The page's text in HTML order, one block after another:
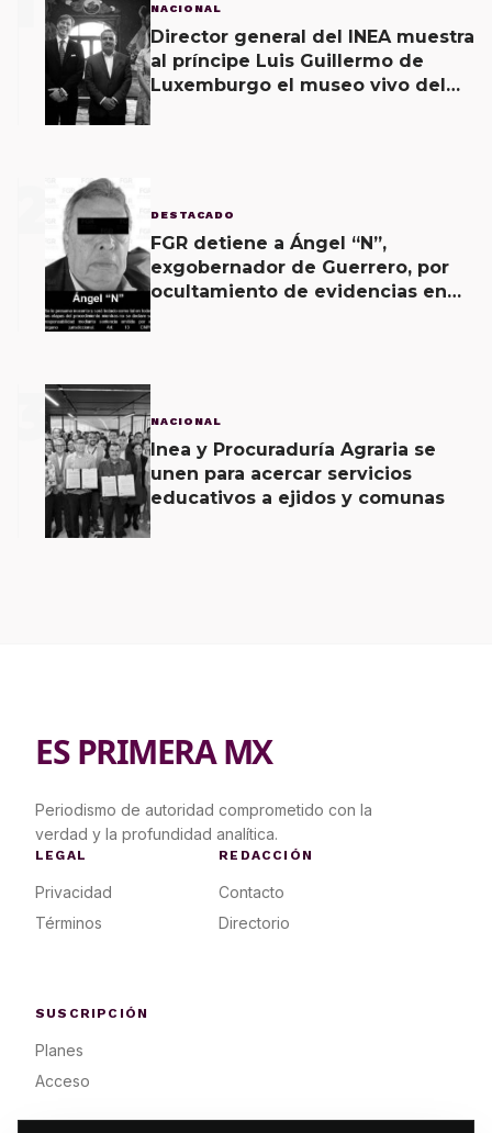
NACIONAL
Director general del INEA muestra
al príncipe Luis Guillermo de
Luxemburgo el museo vivo del
DESTACADO
FGR detiene a Ángel “N”,
exgobernador de Guerrero, por
ocultamiento de evidencias en
3 NACIONAL
Inea y Procuraduría Agraria se
unen para acercar servicios
educativos a ejidos y comunas
ES PRIMERA MX
Periodismo de autoridad comprometido con la
verdad y la profundidad analítica.
LEGAL
Privacidad
Términos
REDACCIÓN
Contacto
Directorio
SUSCRIPCIÓN
Planes
Acceso